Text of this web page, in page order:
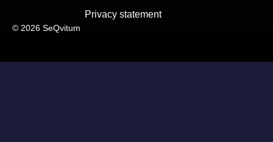
© 2026 SeQvitum
Privacy statement